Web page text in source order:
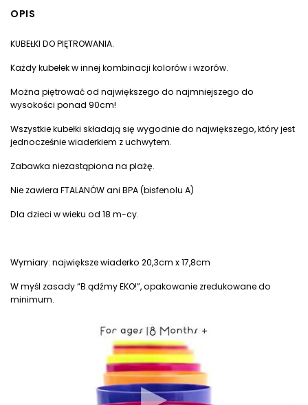
OPIS
KUBEŁKI DO PIĘTROWANIA.
Każdy kubełek w innej kombinacji kolorów i wzorów.
Można piętrować od największego do najmniejszego do
wysokości ponad 90cm!
Wszystkie kubełki składają się wygodnie do największego, który jest
jednocześnie wiaderkiem z uchwytem.
Zabawka niezastąpiona na plażę.
Nie zawiera FTALANÓW ani BPA (bisfenolu A)
Dla dzieci w wieku od 18 m-cy.
Wymiary: największe wiaderko 20,3cm x 17,8cm
W myśl zasady “B.ądźmy EKO!”, opakowanie zredukowane do
minimum.